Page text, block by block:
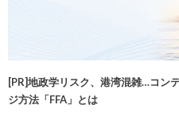
[PR]地政学リスク、港湾混雑…コン
ジ方法「FFA」とは